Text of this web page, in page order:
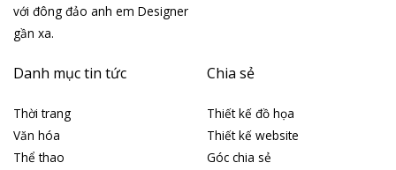
với đông đảo anh em Designer
gần xa.
Danh mục tin tức
Thời trang
Văn hóa
Thể thao
Chia sẻ
Thiết kế đồ họa
Thiết kế website
Góc chia sẻ